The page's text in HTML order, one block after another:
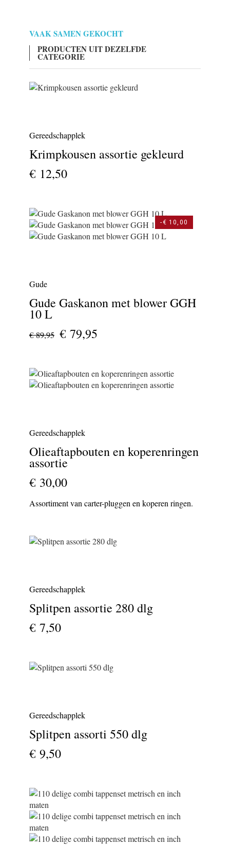
VAAK SAMEN GEKOCHT
PRODUCTEN UIT DEZELFDE
CATEGORIE
Gereedschapplek
Krimpkousen assortie gekleurd
€ 12,50
Gude
Gude Gaskanon met blower GGH
10 L
€ 89,95 € 79,95
-€ 10,00
Gereedschapplek
Olieaftapbouten en koperenringen
assortie
€ 30,00
Assortiment van carter-pluggen en koperen ringen.
Gereedschapplek
Splitpen assortie 280 dlg
€ 7,50
Gereedschapplek
Splitpen assorti 550 dlg
€ 9,50